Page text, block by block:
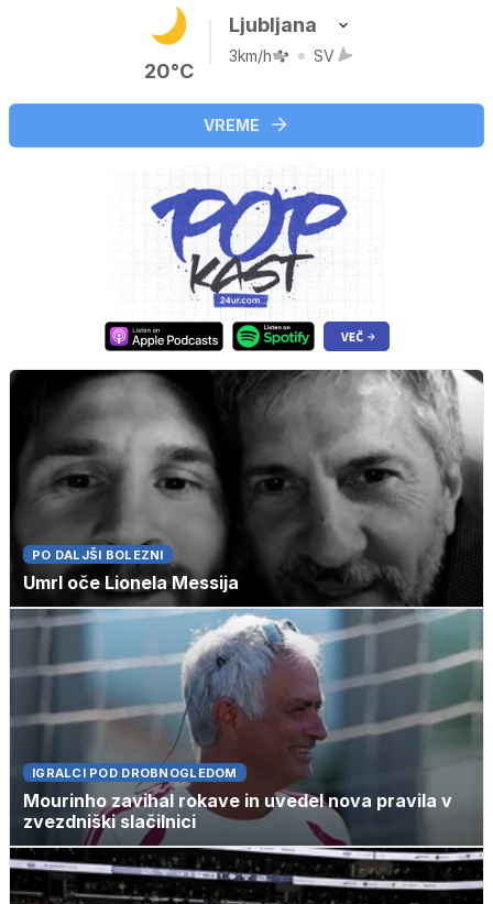
20°C
Ljubljana
3km/h SV
VREME
PO DALJŠI BOLEZNI
Umrl oče Lionela Messija
IGRALCI POD DROBNOGLEDOM
Mourinho zavihal rokave in uvedel nova pravila v
zvezdniški slačilnici